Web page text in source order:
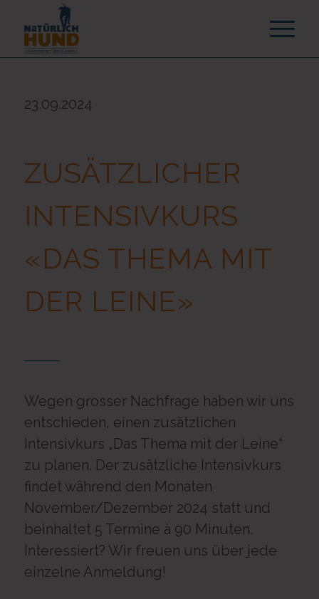
23.09.2024
ZUSÄTZLICHER
INTENSIVKURS
«DAS THEMA MIT
DER LEINE»
Wegen grosser Nachfrage haben wir uns
entschieden, einen zusätzlichen
Intensivkurs „Das Thema mit der Leine“
zu planen. Der zusätzliche Intensivkurs
findet während den Monaten
November/Dezember 2024 statt und
beinhaltet 5 Termine à 90 Minuten.
Interessiert? Wir freuen uns über jede
einzelne Anmeldung!